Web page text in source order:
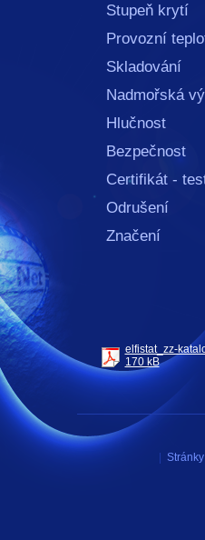
Stupeň
Provozní
Nadmořská
Bezpečnost
Certifikát -
Odrušení
elfistat_zz-
170 kB